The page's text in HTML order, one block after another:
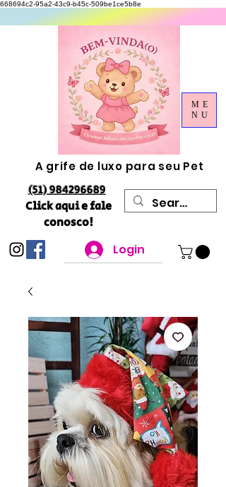
668694c2-95a2-43c9-b45c-509be1ce5b8e
A grife de luxo para seu Pet
(51) 984296689
Click aqui e fale
conosco!
Login
ME
NU